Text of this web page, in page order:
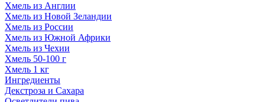
Хмель из Англии
Хмель из Новой Зеландии
Хмель из России
Хмель из Южной Африки
Хмель из Чехии
Хмель 50-100 г
Хмель 1 кг
Ингредиенты
Декстроза и Сахара